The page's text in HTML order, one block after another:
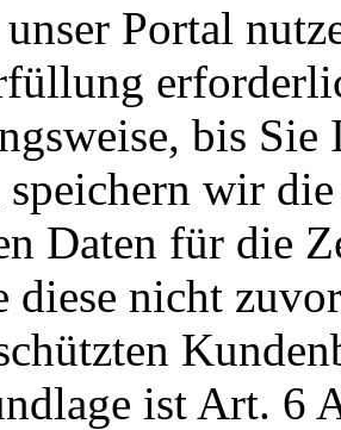
Portal
bis
wir
Daten für die
diese nicht
ist Art. 6